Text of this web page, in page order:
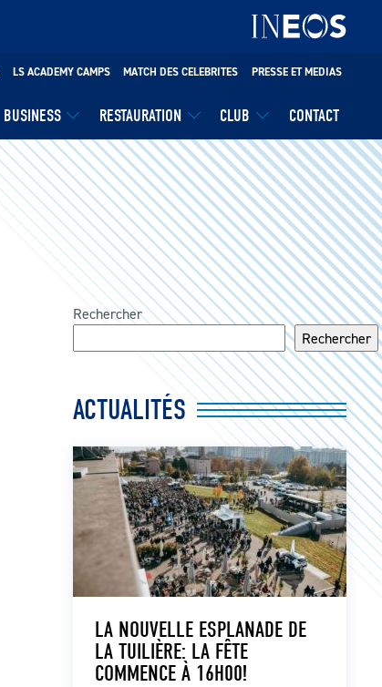
BUSINESS RESTAURATION CLUB CONTACT
LS ACADEMY CAMPS MATCH DES CELEBRITES PRESSE ET MEDIAS
Rechercher
Rechercher
ACTUALITÉS
LA NOUVELLE ESPLANADE DE
LA TUILIÈRE: LA FÊTE
COMMENCE À 16H00!